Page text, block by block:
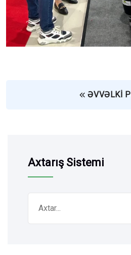
ƏVVƏLKI
Axtarış Sistemi